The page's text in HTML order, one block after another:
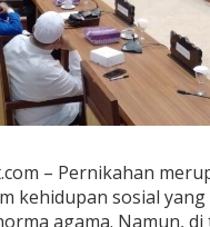
i
n
g
u
n
t
M
e
n
– Pernikahan
kehidupan sosial
agama. Namun, di